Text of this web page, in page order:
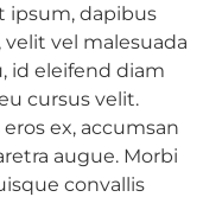
ipsum, dapibus
vel malesuada
id eleifend diam
cursus velit.
ex, accumsan
augue. Morbi
convallis